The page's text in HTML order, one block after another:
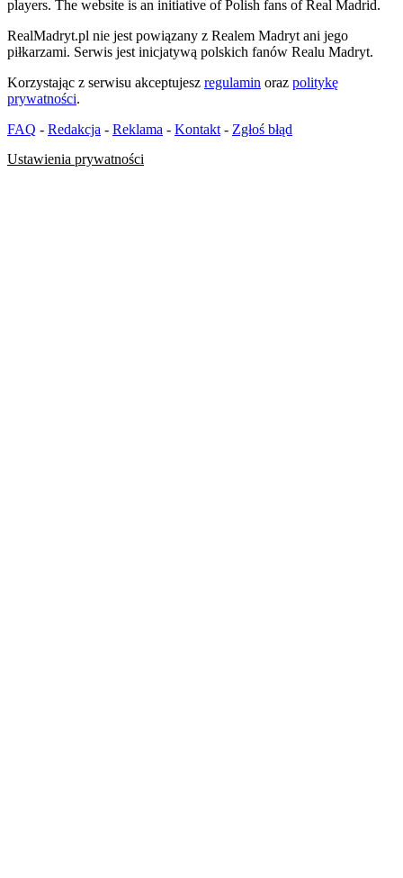
players. The website is an initiative of Polish fans of Real Madrid.
RealMadryt.pl nie jest powiązany z Realem Madryt ani jego
piłkarzami. Serwis jest inicjatywą polskich fanów Realu Madryt.
Korzystając z serwisu akceptujesz regulamin oraz politykę
prywatności.
FAQ - Redakcja - Reklama - Kontakt - Zgłoś błąd
Ustawienia prywatności